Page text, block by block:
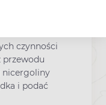
leków
czynności
przewodu
nicergoliny
i podać